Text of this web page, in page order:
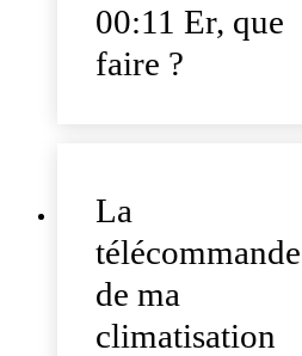
00:11 Er, que
faire ?
La
télécommande
de ma
climatisation